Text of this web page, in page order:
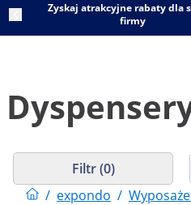
Zyskaj atrakcyjne rabaty dla
firmy
/ expondo /
Filtr (0)